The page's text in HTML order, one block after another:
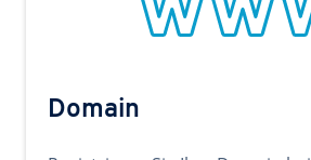
Domain